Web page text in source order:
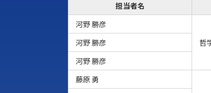
担当者名
河野 勝彦
哲
河野 勝彦
河野 勝彦
藤原 勇